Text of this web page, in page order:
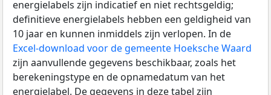
energielabels zijn indicatief en niet rechtsgeldig;
definitieve energielabels hebben een geldigheid van
10 jaar en kunnen inmiddels zijn verlopen. In de
Excel-download voor de gemeente Hoeksche Waard
zijn aanvullende gegevens beschikbaar, zoals het
berekeningstype en de opnamedatum van het
energielabel. De gegevens in deze tabel zijn